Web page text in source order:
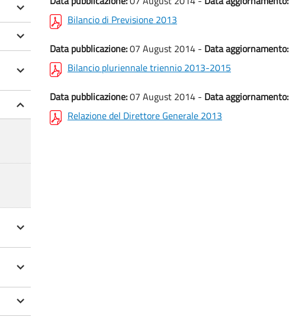
Bilancio di Previsione 2013
Data pubblicazione:07 August 2014 - Data aggiornamento:
Bilancio pluriennale triennio 2013-2015
Data pubblicazione:07 August 2014 - Data aggiornamento:
Relazione del Direttore Generale 2013